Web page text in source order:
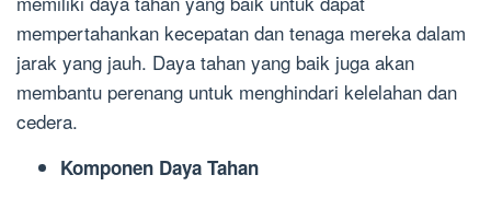
mempertahankan kecepatan dan tenaga mereka dalam
jarak yang jauh. Daya tahan yang baik juga akan
membantu perenang untuk menghindari kelelahan dan
cedera.
Komponen Daya Tahan